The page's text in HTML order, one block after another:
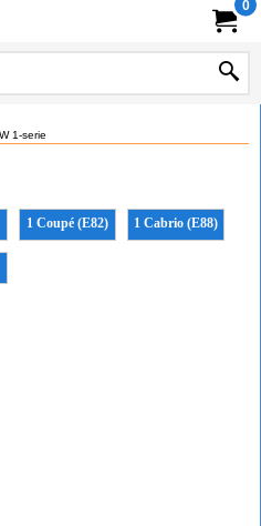
0
1-serie
1 Coupé (E82) 1 Cabrio (E88)